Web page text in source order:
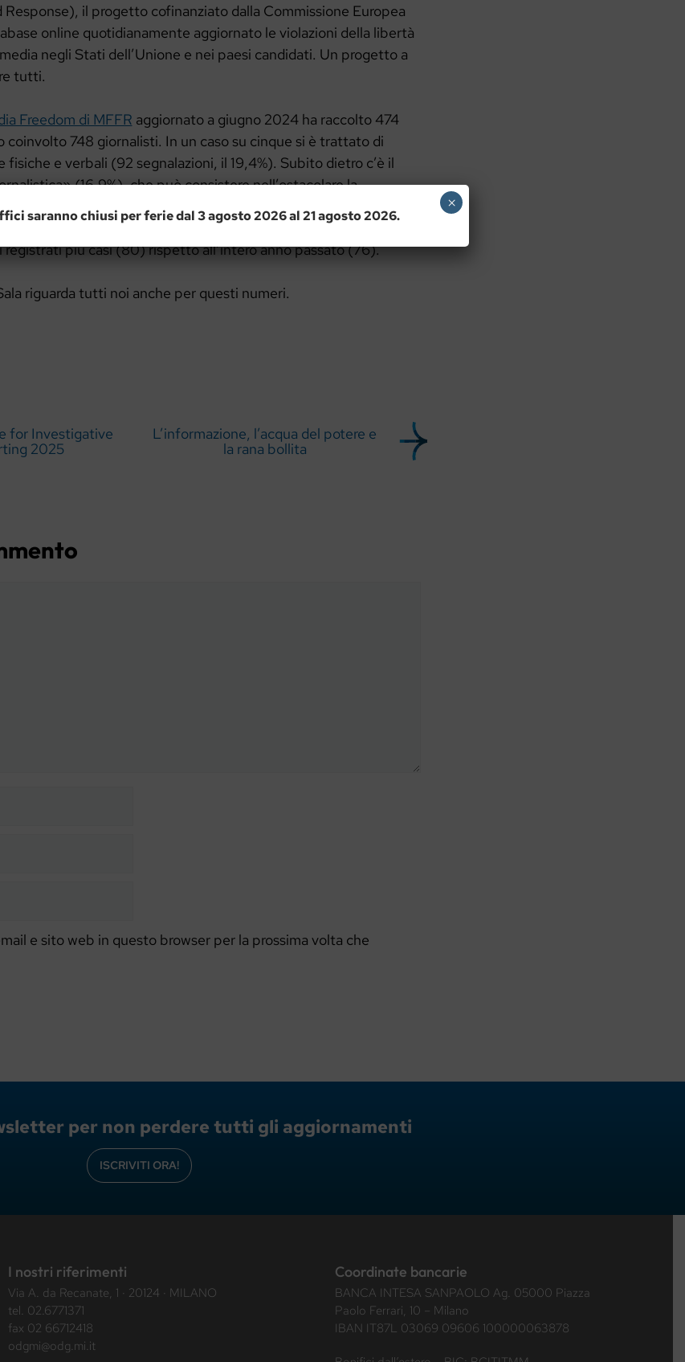
Response), il progetto cofinanziato dalla Commissione Europea
online quotidianamente aggiornato le violazioni della libertà
negli Stati dell’Unione e nei paesi candidati. Un progetto a
tutti.
Freedom di MFFR aggiornato a giugno 2024 ha raccolto 474
coinvolto 748 giornalisti. In un caso su cinque si è trattato di
fisiche e verbali (92 segnalazioni, il 19,4%). Subito dietro c’è il
(16,9%), che può consistere nell’ostacolare la
luoghi chiave, l’accesso alle informazioni, la distribuzione dei
tipo di censura ha registrato un aumento: nei primi 6 mesi
più casi (80) rispetto all’intero anno passato (76).
riguarda tutti noi anche per questi numeri.
for Investigative
2025
L’informazione, l’acqua del potere e
la rana bollita
e sito web in questo browser per la prossima volta che
per non perdere tutti gli aggiornamenti
ISCRIVITI ORA!
I nostri riferimenti
Via A. da Recanate, 1 · 20124 · MILANO
tel. 02.6771371
fax 02 66712418
odgmi@odg.mi.it
Coordinate bancarie
BANCA INTESA SANPAOLO Ag. 05000 Piazza
Paolo Ferrari, 10 – Milano
IBAN IT87L 03069 09606 100000063878
saranno chiusi per ferie dal 3 agosto 2026 al 21 agosto 2026.
×